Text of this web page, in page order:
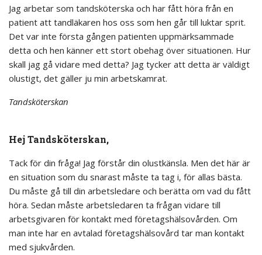
Jag arbetar som tandsköterska och har fått höra från en
patient att tandläkaren hos oss som hen går till luktar sprit.
Det var inte första gången patienten uppmärksammade
detta och hen känner ett stort obehag över situationen. Hur
skall jag gå vidare med detta? Jag tycker att detta är väldigt
olustigt, det gäller ju min arbetskamrat.
Tandsköterskan
Hej Tandsköterskan,
Tack för din fråga! Jag förstår din olustkänsla. Men det här är
en situation som du snarast måste ta tag i, för allas bästa.
Du måste gå till din arbetsledare och berätta om vad du fått
höra. Sedan måste arbetsledaren ta frågan vidare till
arbetsgivaren för kontakt med företagshälsovården. Om
man inte har en avtalad företagshälsovård tar man kontakt
med sjukvården.